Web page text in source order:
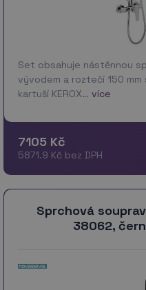
Set obsahuje nástěnnou
vývodem a roztečí 150
kartuší KEROX… více
7105 Kč
5871.9 Kč bez DPH
Sprchová
38062,